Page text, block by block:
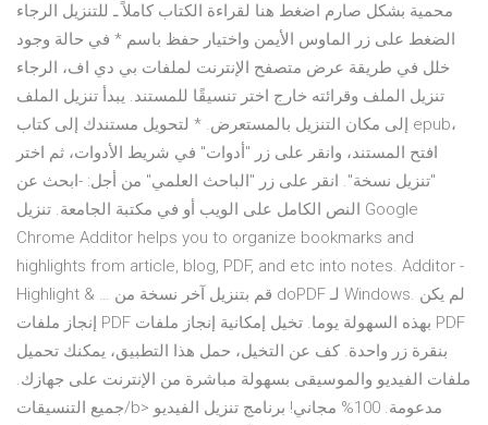
محمية بشكل صارم اضغط هنا لقراءة الكتاب كاملاً ـ للتنزيل الرجاء
الضغط على زر الماوس الأيمن واختيار حفظ باسم * في حالة وجود
خلل في طريقة عرض متصفح الإنترنت لملفات بي دي اف، الرجاء
تنزيل الملف وقرائته خارج اختر تنسيقًا للمستند. يبدأ تنزيل الملف
إلى مكان التنزيل بالمستعرض. * لتحويل مستندك إلى كتاب epub،
افتح المستند، وانقر على زر "أدوات" في شريط الأدوات، ثم اختر
"تنزيل نسخة". انقر على زر "الباحث العلمي" من أجل: -ابحث عن
النص الكامل على الويب أو في مكتبة الجامعة. ‏تنزيل Google
Chrome Additor helps you to organize bookmarks and
highlights from article, blog, PDF, and etc into notes. Additor -
Highlight & … قم بتنزيل آخر نسخة من doPDF لـ Windows. لم يكن
إنجاز ملفات PDF بهذه السهولة يوما. تخيل إمكانية إنجاز ملفات PDF
بنقرة زر واحدة. كف عن التخيل، حمل هذا التطبيق، يمكنك تحميل
ملفات الفيديو والموسيقى بسهولة مباشرة من الإنترنت على جهازك.
جميع التنسيقات/b> مدعومة. 100% مجاني! برنامج تنزيل الفيديو